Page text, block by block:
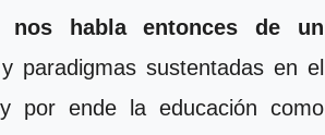
habla entonces de un
paradigmas sustentadas en el
por ende la educación como